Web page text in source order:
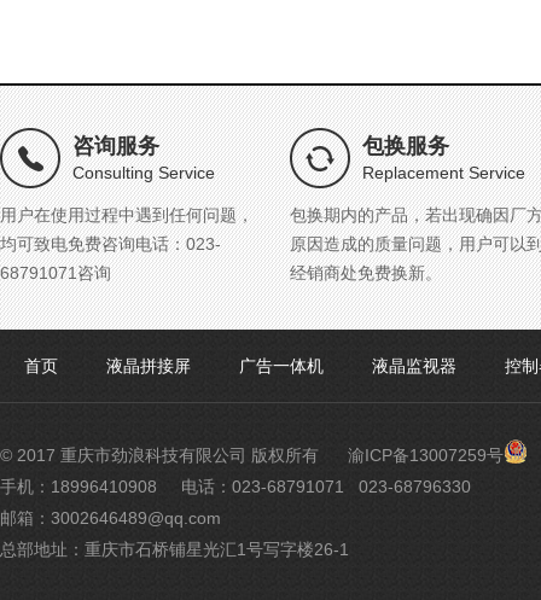
咨询服务
Consulting Service
用户在使用过程中遇到任何问题，
均可致电免费咨询电话：023-
68791071咨询
包换服务
Replacement Service
包换期内的产品，若出现确因厂
原因造成的质量问题，用户可以
经销商处免费换新。
首页 液晶拼接屏 广告一体机 液晶监视器 控
© 2017 重庆市劲浪科技有限公司 版权所有 渝ICP备13007259号 渝
手机：18996410908
电话：023-68791071 023-68796330
邮箱：3002646489@qq.com
总部地址：重庆市石桥铺星光汇1号写字楼26-1